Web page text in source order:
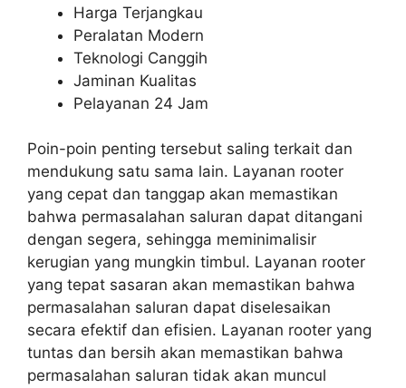
Harga Terjangkau
Peralatan Modern
Teknologi Canggih
Jaminan Kualitas
Pelayanan 24 Jam
Poin-poin penting tersebut saling terkait dan
mendukung satu sama lain. Layanan rooter
yang cepat dan tanggap akan memastikan
bahwa permasalahan saluran dapat ditangani
dengan segera, sehingga meminimalisir
kerugian yang mungkin timbul. Layanan rooter
yang tepat sasaran akan memastikan bahwa
permasalahan saluran dapat diselesaikan
secara efektif dan efisien. Layanan rooter yang
tuntas dan bersih akan memastikan bahwa
permasalahan saluran tidak akan muncul